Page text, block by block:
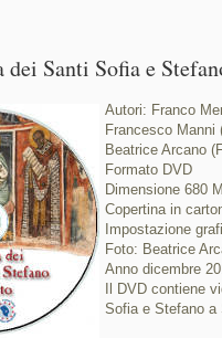
Santi Sofia e
Autori: Franco
Francesco Manni
Beatrice Arcano
Formato DVD
Dimensione 680
Copertina in
Impostazione
Foto: Beatrice
Anno dicembre
Il DVD contiene
Sofia e Stefano a